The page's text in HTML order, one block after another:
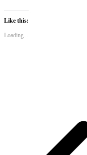
Like this:
Loading...